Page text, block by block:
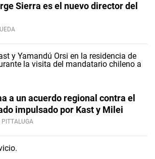
Sierra es el nuevo director del
a un acuerdo regional contra el
impulsado por Kast y Milei
PITTALUGA